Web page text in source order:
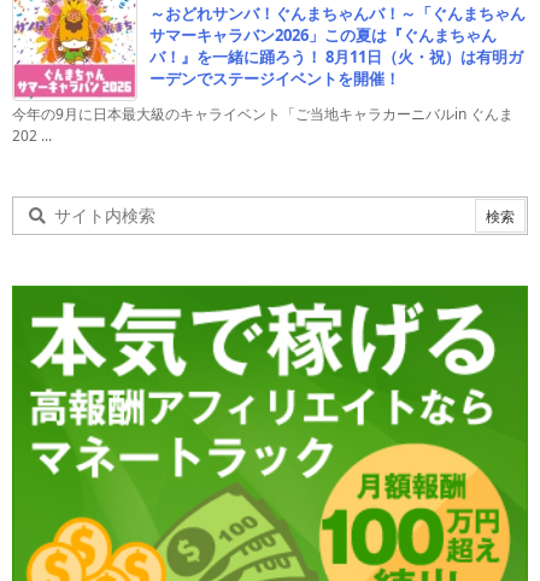
～おどれサンバ！ぐんまちゃんバ！～「ぐんまちゃん
サマーキャラバン2026」この夏は『ぐんまちゃん
バ！』を一緒に踊ろう！ 8月11日（火・祝）は有明ガ
ーデンでステージイベントを開催！
今年の9月に日本最大級のキャライベント「ご当地キャラカーニバルin ぐんま
202 ...